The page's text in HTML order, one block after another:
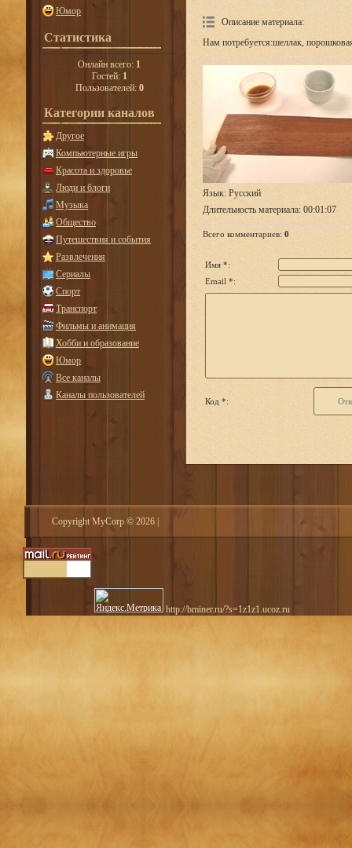
Юмор
Статистика
Онлайн всего: 1
Гостей: 1
Пользователей: 0
Категории каналов
Другое
Компьютерные игры
Красота и здоровье
Люди и блоги
Музыка
Общество
Путешествия и события
Развлечения
Сериалы
Спорт
Транспорт
Фильмы и анимация
Хобби и образование
Юмор
Все каналы
Каналы пользователей
Описание материала:
Нам потребуется:шеллак,
Язык: Русский
Длительность материала: 00:01:07
Всего комментариев: 0
Имя *:
Email *:
Код *:
Copyright MyCorp © 2026
http://bminer.ru/?s=1z1z1.ucoz.ru